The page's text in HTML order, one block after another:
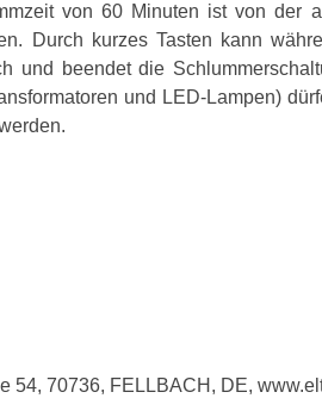
von 60 Minuten ist von der
Durch kurzes Tasten kann
und beendet die
und LED-Lampen)
54, 70736, FELLBACH, DE,